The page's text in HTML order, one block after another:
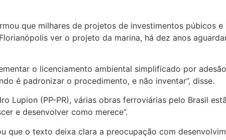
que milhares de projetos de investimentos púbicos
ver o projeto da marina, há dez anos
o licenciamento ambiental simplificado por
é padronizar o procedimento, e não inventar”, disse.
Lupion (PP-PR), várias obras ferroviárias pelo Brasil
e desenvolver como merece”.
que o texto deixa clara a preocupação com